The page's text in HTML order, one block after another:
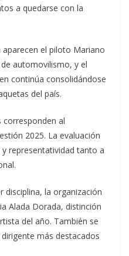
a quedarse con la
el piloto Mariano
automovilismo, y el
continúa consolidándose
del país.
corresponden al
2025. La evaluación
representatividad tanto a
disciplina, la organización
Alada Dorada, distinción
del año. También se
más destacados